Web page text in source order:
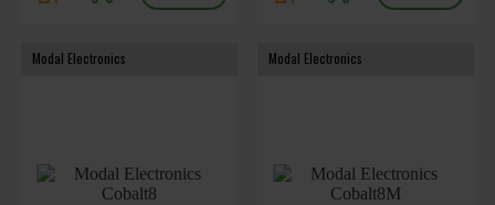
Modal Electronics Modal Electronics